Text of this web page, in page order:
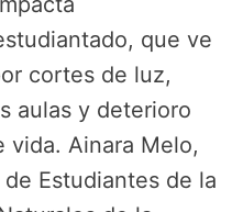
que ve
cortes de luz,
aulas y deterioro
vida. Ainara Melo,
Estudiantes de la